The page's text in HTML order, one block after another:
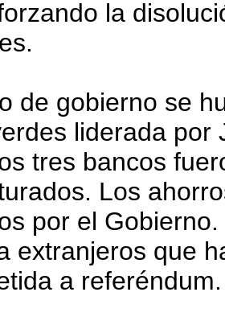
la
de gobierno se
liderada por
tres bancos
Los
por el
extranjeros que
a referéndum.